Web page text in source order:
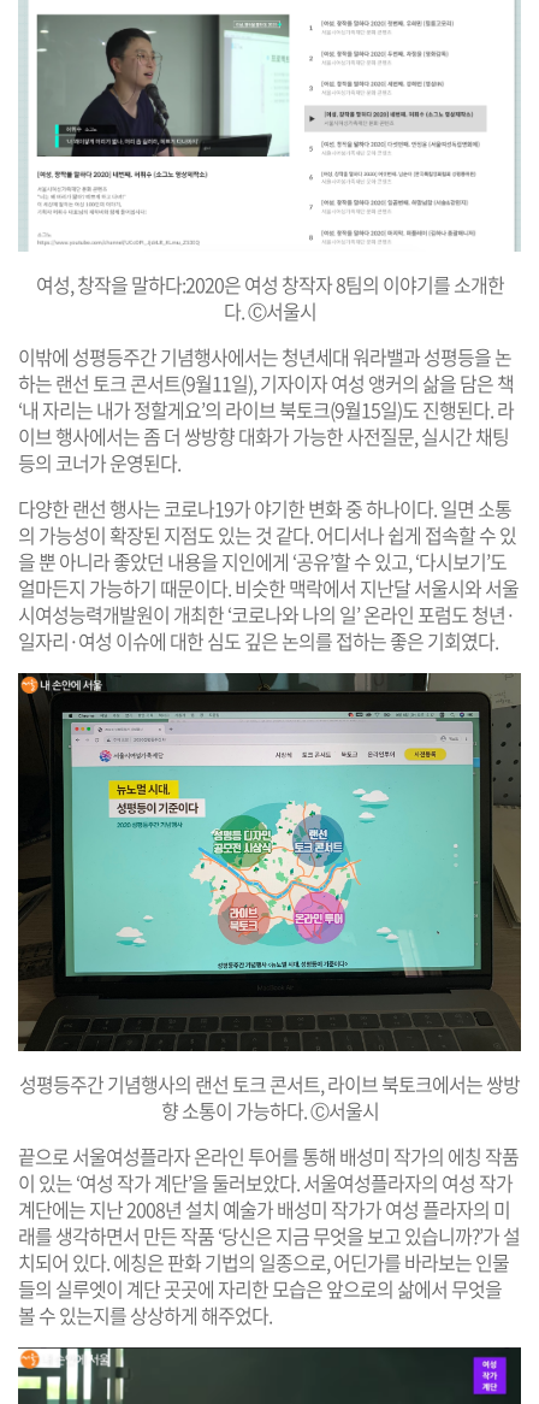
여성, 창작을 말하다:2020은 여성 창작자 8팀의 이야기를 소개한
다. Ⓒ서울시
이밖에 성평등주간 기념행사에서는 청년세대 워라밸과 성평등을 논
하는 랜선 토크 콘서트(9월11일), 기자이자 여성 앵커의 삶을 담은 책
‘내 자리는 내가 정할게요’의 라이브 북토크(9월15일)도 진행된다. 라
이브 행사에서는 좀 더 쌍방향 대화가 가능한 사전질문, 실시간 채팅
등의 코너가 운영된다.
다양한 랜선 행사는 코로나19가 야기한 변화 중 하나이다. 일면 소통
의 가능성이 확장된 지점도 있는 것 같다. 어디서나 쉽게 접속할 수 있
을 뿐 아니라 좋았던 내용을 지인에게 ‘공유’할 수 있고, ‘다시보기’도
얼마든지 가능하기 때문이다. 비슷한 맥락에서 지난달 서울시와 서울
시여성능력개발원이 개최한 ‘코로나와 나의 일’ 온라인 포럼도 청년·
일자리·여성 이슈에 대한 심도 깊은 논의를 접하는 좋은 기회였다.
성평등주간 기념행사의 랜선 토크 콘서트, 라이브 북토크에서는 쌍방
향 소통이 가능하다. Ⓒ서울시
끝으로 서울여성플라자 온라인 투어를 통해 배성미 작가의 에칭 작품
이 있는 ‘여성 작가 계단’을 둘러보았다. 서울여성플라자의 여성 작가
계단에는 지난 2008년 설치 예술가 배성미 작가가 여성 플라자의 미
래를 생각하면서 만든 작품 ‘당신은 지금 무엇을 보고 있습니까?’가 설
치되어 있다. 에칭은 판화 기법의 일종으로, 어딘가를 바라보는 인물
들의 실루엣이 계단 곳곳에 자리한 모습은 앞으로의 삶에서 무엇을
볼 수 있는지를 상상하게 해주었다.